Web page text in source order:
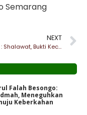
Semarang
NEXT
Besongo : Shalawat, Bukti Kecintaan Kepada Rasulullah SAW
Falah Besongo:
Meneguhkan
Keberkahan